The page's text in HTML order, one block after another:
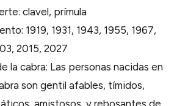
clavel, prímula
1919, 1931, 1943, 1955, 1967,
2015, 2027
la cabra: Las personas nacidas en
son gentil afables, tímidos,
amistosos, y rebosantes de